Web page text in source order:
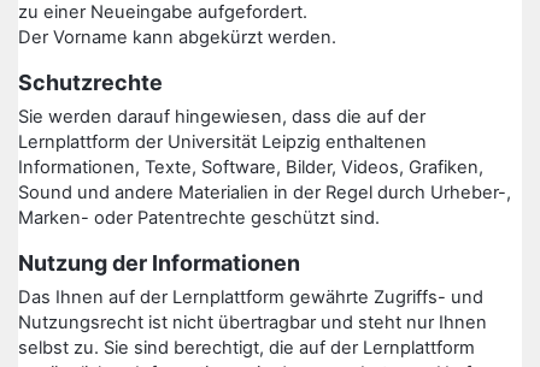
zu einer Neueingabe aufgefordert.
Der Vorname kann abgekürzt werden.
Schutzrechte
Sie werden darauf hingewiesen, dass die auf der
Lernplattform der Universität Leipzig enthaltenen
Informationen, Texte, Software, Bilder, Videos, Grafiken,
Sound und andere Materialien in der Regel durch Urheber-,
Marken- oder Patentrechte geschützt sind.
Nutzung der Informationen
Das Ihnen auf der Lernplattform gewährte Zugriffs- und
Nutzungsrecht ist nicht übertragbar und steht nur Ihnen
selbst zu. Sie sind berechtigt, die auf der Lernplattform